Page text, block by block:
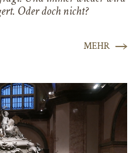
Oder doch nicht?
MEHR